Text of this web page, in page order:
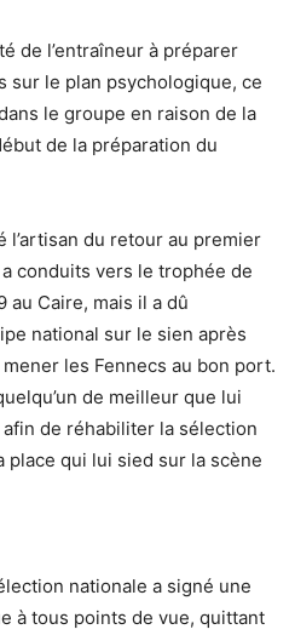
de l’entraîneur à préparer
sur le plan psychologique, ce
le groupe en raison de la
de la préparation du
l’artisan du retour au premier
conduits vers le trophée de
au Caire, mais il a dû
national sur le sien après
les Fennecs au bon port.
de meilleur que lui
de réhabiliter la sélection
place qui lui sied sur la scène
nationale a signé une
à tous points de vue, quittant